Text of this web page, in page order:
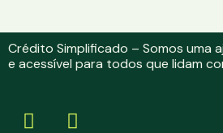
Crédito Simplificado – Somos uma
e acessível para todos que lidam